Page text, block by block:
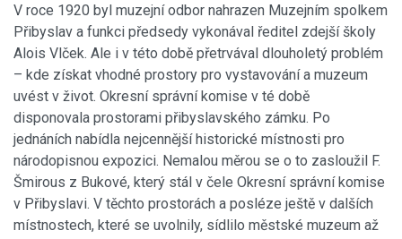
V roce 1920 byl muzejní odbor nahrazen Muzejním spolkem
Přibyslav a funkci předsedy vykonával ředitel zdejší školy
Alois Vlček. Ale i v této době přetrvával dlouholetý problém
– kde získat vhodné prostory pro vystavování a muzeum
uvést v život. Okresní správní komise v té době
disponovala prostorami přibyslavského zámku. Po
jednáních nabídla nejcennější historické místnosti pro
národopisnou expozici. Nemalou měrou se o to zasloužil F.
Šmirous z Bukové, který stál v čele Okresní správní komise
v Přibyslavi. V těchto prostorách a posléze ještě v dalších
místnostech, které se uvolnily, sídlilo městské muzeum až